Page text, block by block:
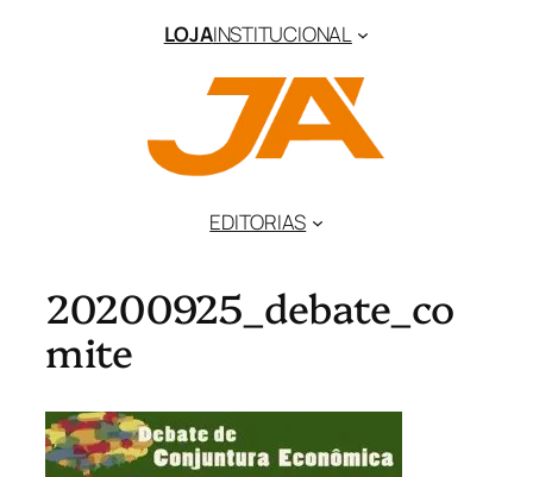
LOJAINSTITUCIONAL
EDITORIAS
20200925_debate_co
mite